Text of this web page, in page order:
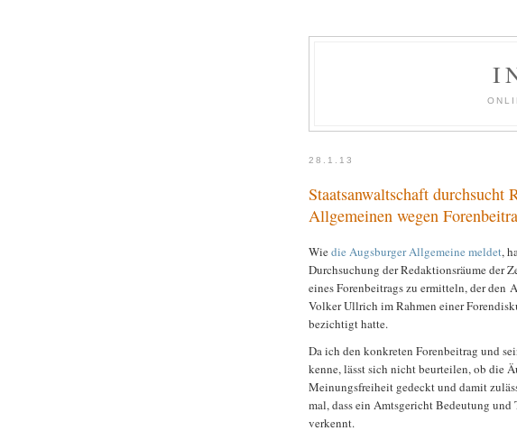
28.1.13
Staatsanwaltschaft durchsucht
Allgemeinen wegen
Wiedie Augsburger Allgemeine meldet,
Durchsuchung der Redaktionsräume der
eines Forenbeitrags zu ermitteln, der den
Volker Ullrich im Rahmen einer
bezichtigt hatte.
Da ich den konkreten Forenbeitrag und
kenne, lässt sich nicht beurteilen, ob die
Meinungsfreiheit gedeckt und damit
mal, dass ein Amtsgericht Bedeutung und
verkennt.